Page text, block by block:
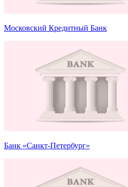
Московский Кредитный Банк
Банк «Санкт-Петербург»